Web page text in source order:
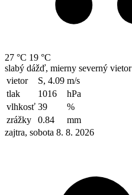
27 °C 19 °C
slabý dážď, mierny severný vietor
vietor
S, 4.09 m/s
tlak
1016
hPa
vlhkosť 39
%
zrážky
0.84
mm
zajtra, sobota 8. 8. 2026